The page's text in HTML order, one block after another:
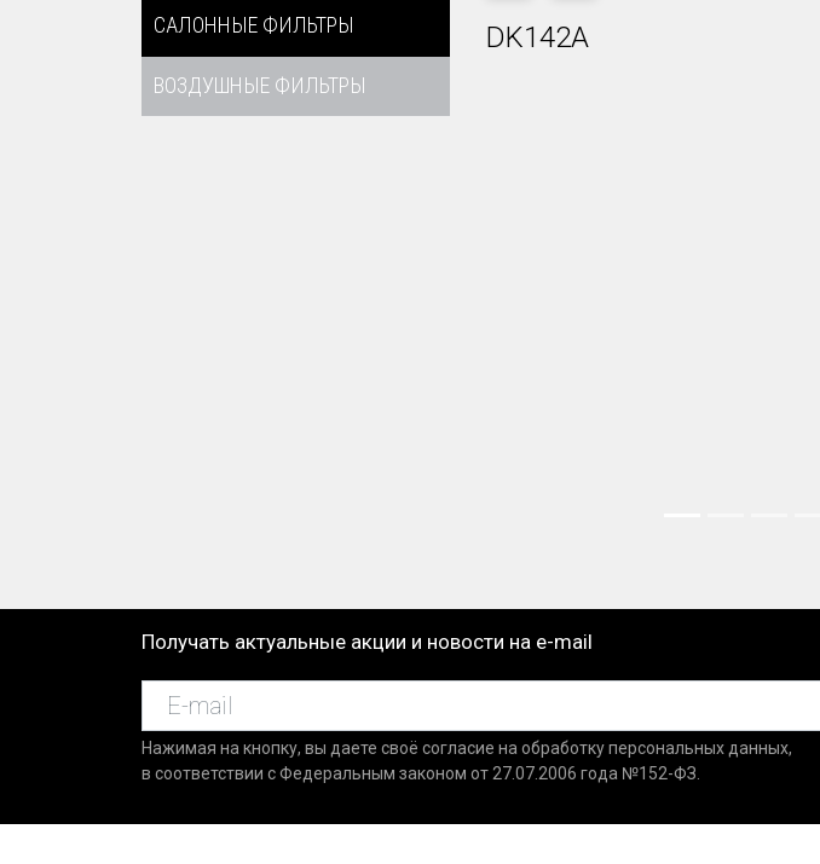
САЛОННЫЕ ФИЛЬТРЫ
ВОЗДУШНЫЕ ФИЛЬТРЫ
DK142A
PREVIOUS
NEXT
Получать актуальные акции и новости на e-mail
Нажимая на кнопку, вы даете своё согласие на обработку персональных данных,
в соответствии с Федеральным законом от 27.07.2006 года №152-ФЗ.